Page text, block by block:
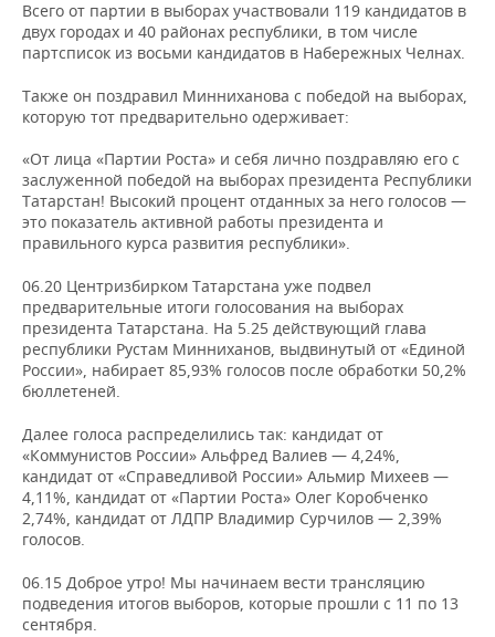
Всего от партии в выборах участвовали 119 кандидатов в
двух городах и 40 районах республики, в том числе
партсписок из восьми кандидатов в Набережных Челнах.
Также он поздравил Минниханова с победой на выборах,
которую тот предварительно одерживает:
«От лица «Партии Роста» и себя лично поздравляю его с
заслуженной победой на выборах президента Республики
Татарстан! Высокий процент отданных за него голосов —
это показатель активной работы президента и
правильного курса развития республики».
06.20 Центризбирком Татарстана уже подвел
предварительные итоги голосования на выборах
президента Татарстана. На 5.25 действующий глава
республики Рустам Минниханов, выдвинутый от «Единой
России», набирает 85,93% голосов после обработки 50,2%
бюллетеней.
Далее голоса распределились так: кандидат от
«Коммунистов России» Альфред Валиев — 4,24%,
кандидат от «Справедливой России» Альмир Михеев —
4,11%, кандидат от «Партии Роста» Олег Коробченко
2,74%, кандидат от ЛДПР Владимир Сурчилов — 2,39%
голосов.
06.15 Доброе утро! Мы начинаем вести трансляцию
подведения итогов выборов, которые прошли с 11 по 13
сентября.